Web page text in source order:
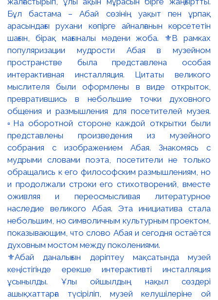
⚜️Абай даналығын дәріптеу мақсатында музей
кеңістігінде ерекше интерактивті инсталляция
ұсынылды. Ұлы ойшылдың нақыл сөздері
ашықхаттарға түсіріліп, музей келушілеріне ой